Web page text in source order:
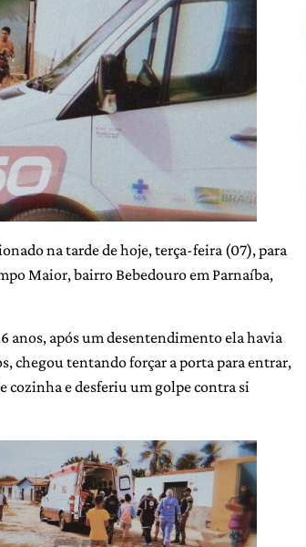
na tarde de hoje, terça-feira (07), para
Maior, bairro Bebedouro em Parnaíba,
anos, após um desentendimento ela havia
chegou tentando forçar a porta para entrar,
cozinha e desferiu um golpe contra si